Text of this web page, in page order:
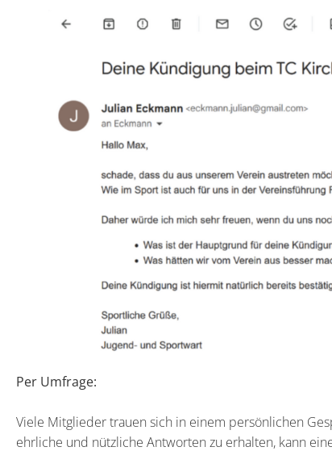
Per Umfrage:
Viele Mitglieder trauen sich in einem persönlichen
ehrliche und nützliche Antworten zu erhalten, kann